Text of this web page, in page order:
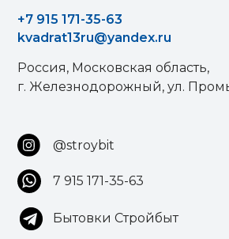
+7 915 171-35-63
kvadrat13ru@yandex.ru
Россия, Московская область,
г. Железнодорожный, ул.
@stroybit
7 915 171-35-63
Бытовки Стройбыт